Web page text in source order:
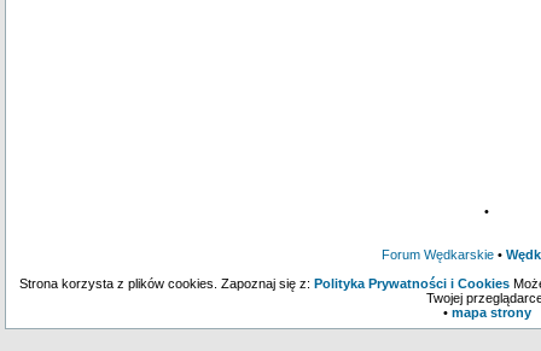
•
Forum Wędkarskie•
Strona korzysta z plików cookies. Zapoznaj się z: Polityka Prywatności i Cookies
Twojej
• mapa strony